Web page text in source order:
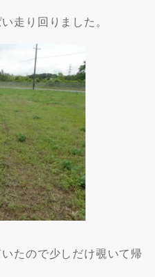
走り回りました。
たので少しだけ覗いて帰